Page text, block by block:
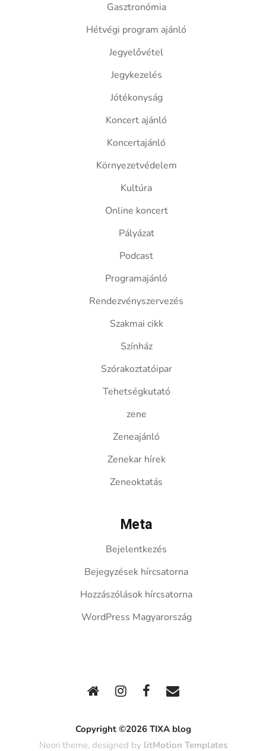
Gasztronómia
Hétvégi program ajánló
Jegyelővétel
Jegykezelés
Jótékonyság
Koncert ajánló
Koncertajánló
Környezetvédelem
Kultúra
Online koncert
Pályázat
Podcast
Programajánló
Rendezvényszervezés
Szakmai cikk
Színház
Szórakoztatóipar
Tehetségkutató
zene
Zeneajánló
Zenekar hírek
Zeneoktatás
Meta
Bejelentkezés
Bejegyzések hírcsatorna
Hozzászólások hírcsatorna
WordPress Magyarország
Copyright ©2026 TIXA blog
Neori theme, designed by litMotion Templates